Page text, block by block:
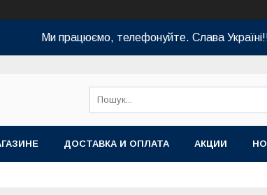
Ми працюємо, телефонуйте. Слава
ДОСТАВКА И ОПЛАТА АКЦИИ